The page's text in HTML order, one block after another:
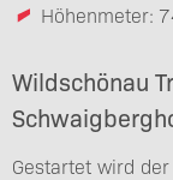
Höhenmeter:
Wildschönau
Gestartet wird